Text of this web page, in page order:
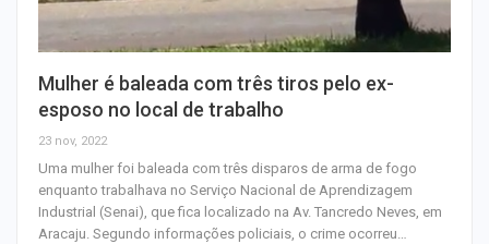
Mulher é baleada com três tiros pelo ex-
esposo no local de trabalho
23 nov, 2022
Uma mulher foi baleada com três disparos de arma de fogo
enquanto trabalhava no Serviço Nacional de Aprendizagem
Industrial (Senai), que fica localizado na Av. Tancredo Neves, em
Aracaju. Segundo informações policiais, o crime ocorreu…